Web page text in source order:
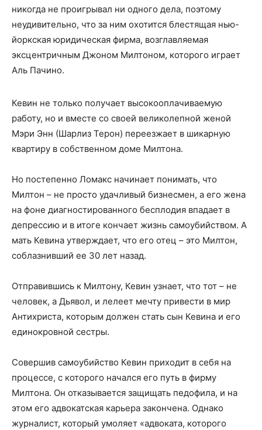
никогда не проигрывал ни одного дела, поэтому
неудивительно, что за ним охотится блестящая нью-
йоркская юридическая фирма, возглавляемая
эксцентричным Джоном Милтоном, которого играет
Аль Пачино.
Кевин не только получает высокооплачиваемую
работу, но и вместе со своей великолепной женой
Мэри Энн (Шарлиз Терон) переезжает в шикарную
квартиру в собственном доме Милтона.
Но постепенно Ломакс начинает понимать, что
Милтон – не просто удачливый бизнесмен, а его жена
на фоне диагностированного бесплодия впадает в
депрессию и в итоге кончает жизнь самоубийством. А
мать Кевина утверждает, что его отец – это Милтон,
соблазнивший ее 30 лет назад.
Отправившись к Милтону, Кевин узнает, что тот – не
человек, а Дьявол, и лелеет мечту привести в мир
Антихриста, которым должен стать сын Кевина и его
единокровной сестры.
Совершив самоубийство Кевин приходит в себя на
процессе, с которого начался его путь в фирму
Милтона. Он отказывается защищать педофила, и на
этом его адвокатская карьера закончена. Однако
журналист, который умоляет «адвоката, которого